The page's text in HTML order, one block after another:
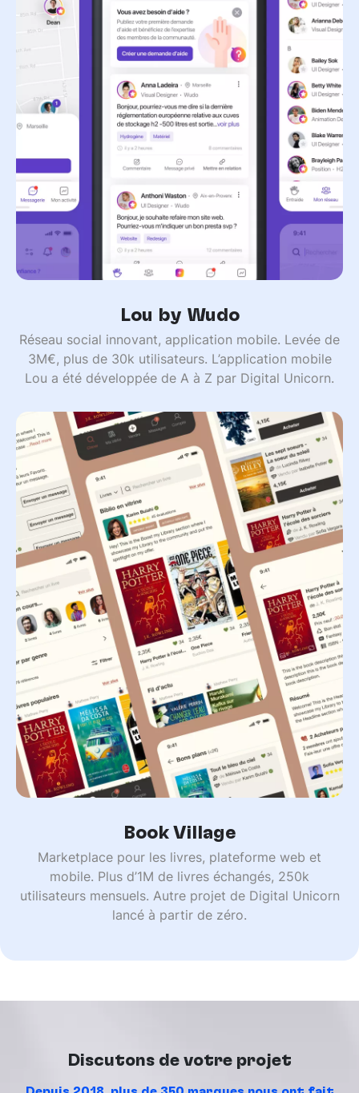
Lou by Wudo
Réseau social innovant, application mobile. Levée de
3M€, plus de 30k utilisateurs. L’application mobile
Lou a été développée de A à Z par Digital Unicorn.
Book Village
Marketplace pour les livres, plateforme web et
mobile. Plus d’1M de livres échangés, 250k
utilisateurs mensuels. Autre projet de Digital Unicorn
lancé à partir de zéro.
Discutons de votre projet